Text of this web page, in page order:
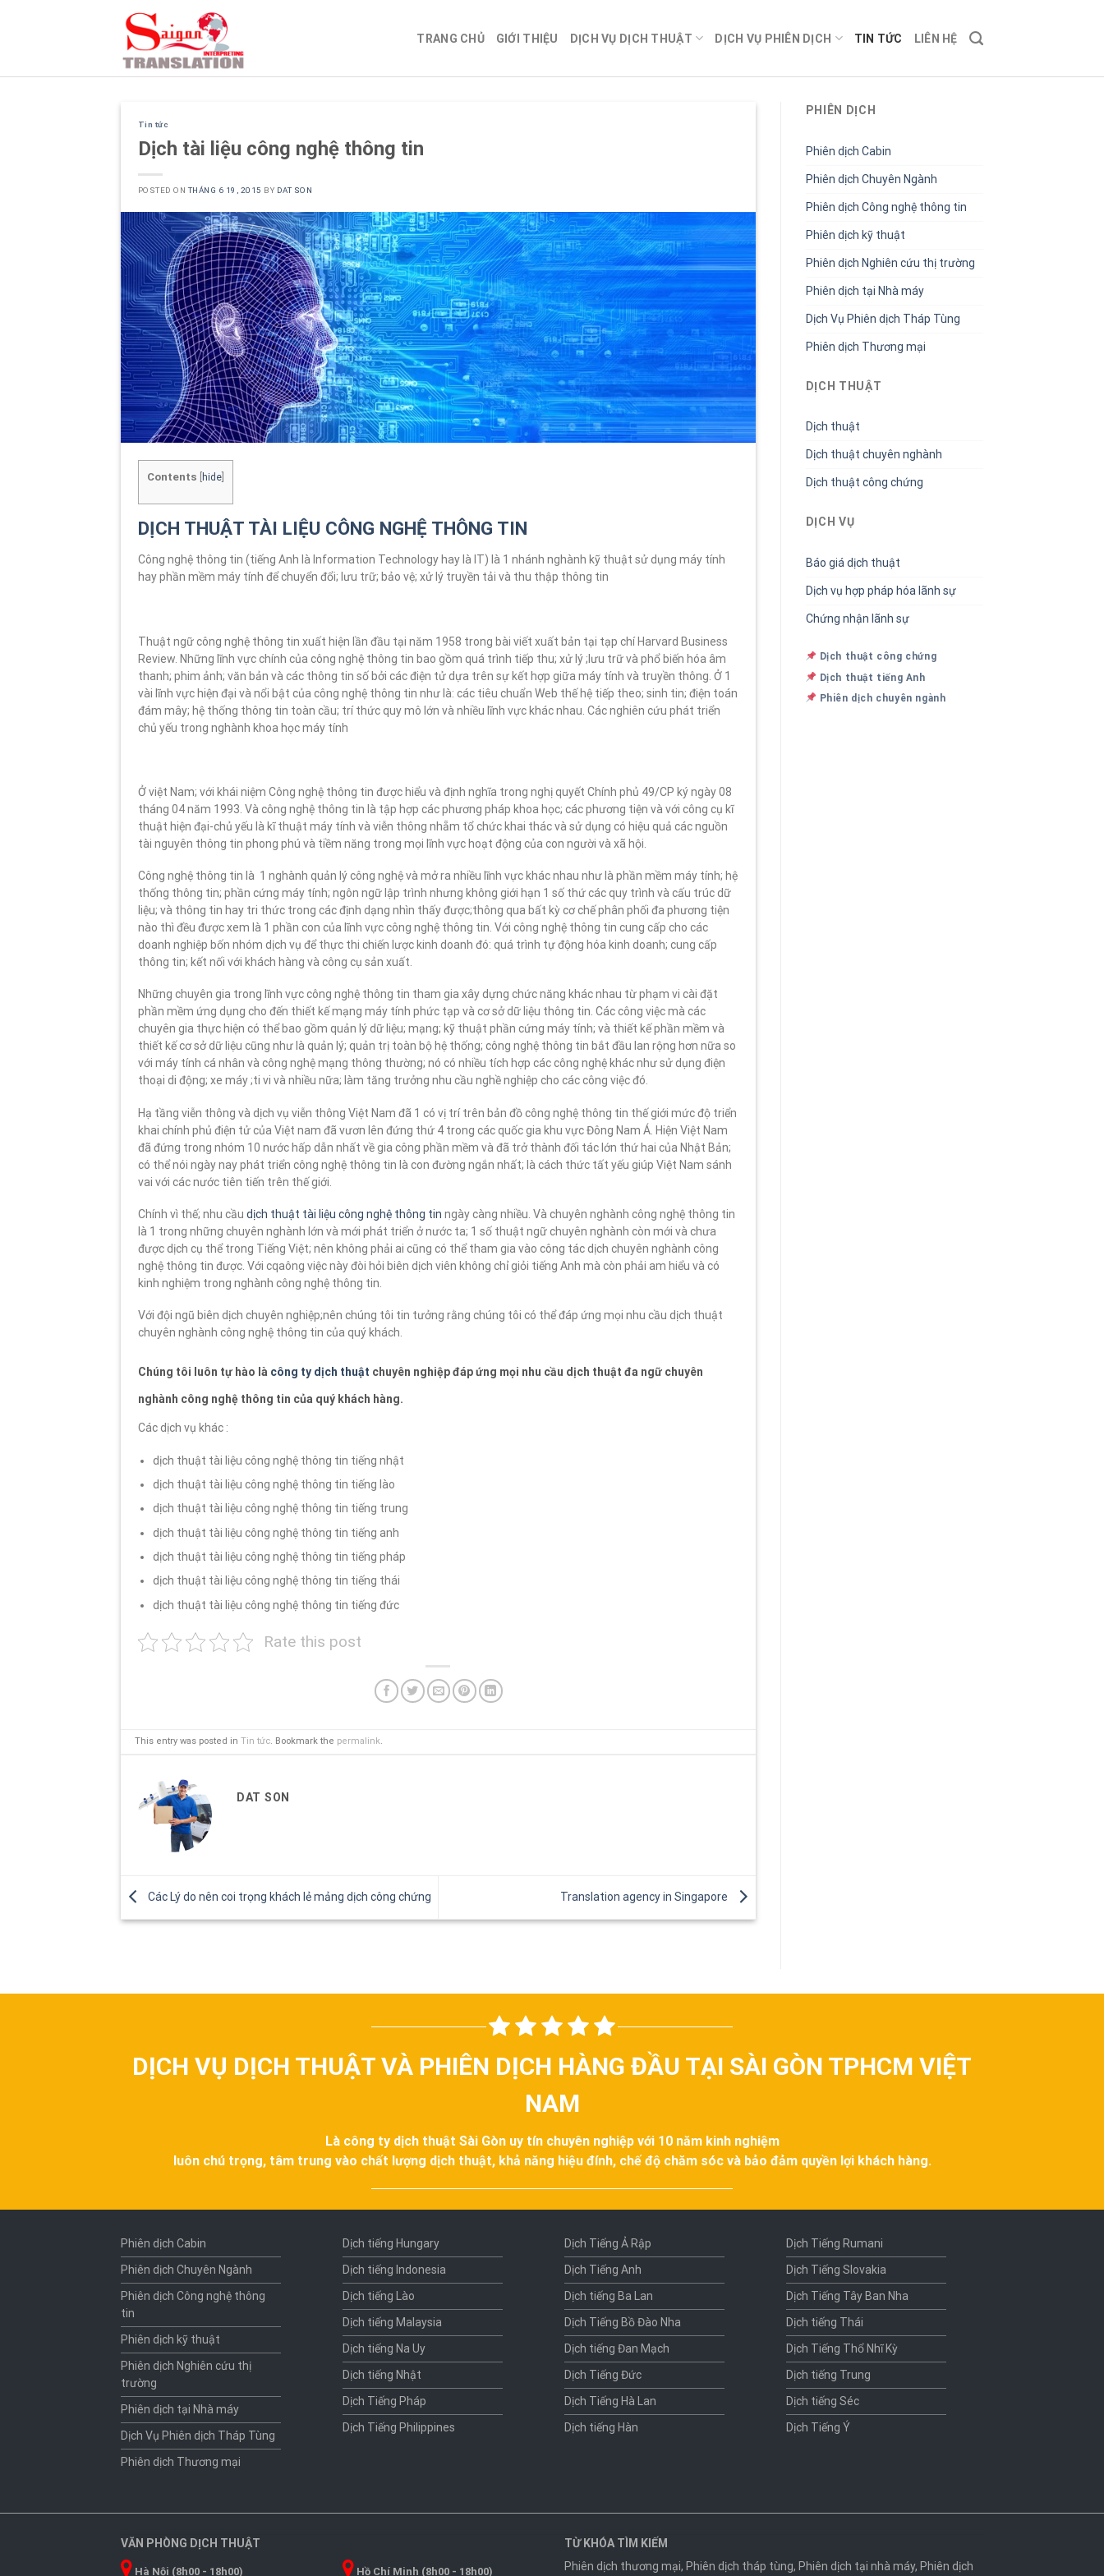
TRANG CHỦ GIỚI THIỆU DỊCH VỤ DỊCH THUẬT DỊCH VỤ PHIÊN DỊCH TIN TỨC LIÊN HỆ
Tin tức
Dịch tài liệu công nghệ thông tin
POSTED ONTHÁNG 6 19, 2015 BY DAT SON
Contents hide
DỊCH THUẬT TÀI LIỆU CÔNG NGHỆ THÔNG TIN
Công nghệ thông tin (tiếng Anh là Information Technology hay là IT) là 1 nhánh nghành kỹ thuật sử dụng máy tính
hay phần mềm máy tính để chuyển đổi; lưu trữ; bảo vệ; xử lý truyền tải và thu thập thông tin
Thuật ngữ công nghệ thông tin xuất hiện lần đầu tại năm 1958 trong bài viết xuất bản tại tạp chí Harvard Business
Review. Những lĩnh vực chính của công nghệ thông tin bao gồm quá trình tiếp thu; xử lý ;lưu trữ và phổ biến hóa âm
thanh; phim ảnh; văn bản và các thông tin số bởi các điện tử dựa trên sự kết hợp giữa máy tính và truyền thông. Ở 1
vài lĩnh vực hiện đại và nổi bật của công nghệ thông tin như là: các tiêu chuẩn Web thế hệ tiếp theo; sinh tin; điện toán
đám mây; hệ thống thông tin toàn cầu; trí thức quy mô lớn và nhiều lĩnh vực khác nhau. Các nghiên cứu phát triển
chủ yếu trong nghành khoa học máy tính
Ở việt Nam; với khái niệm Công nghệ thông tin được hiểu và định nghĩa trong nghị quyết Chính phủ 49/CP ký ngày 08
tháng 04 năm 1993. Và công nghệ thông tin là tập hợp các phương pháp khoa học; các phương tiện và với công cụ kĩ
thuật hiện đại-chủ yếu là kĩ thuật máy tính và viễn thông nhẵm tổ chức khai thác và sử dụng có hiệu quả các nguồn
tài nguyên thông tin phong phú và tiềm năng trong mọi lĩnh vực hoạt động của con người và xã hội.
Công nghệ thông tin là 1 nghành quản lý công nghệ và mở ra nhiều lĩnh vực khác nhau như là phần mềm máy tính; hệ
thống thông tin; phần cứng máy tính; ngôn ngữ lập trình nhưng không giới hạn 1 số thứ các quy trình và cấu trúc dữ
liệu; và thông tin hay tri thức trong các định dạng nhìn thấy được;thông qua bất kỳ cơ chế phân phối đa phương tiện
nào thì đều được xem là 1 phần con của lĩnh vực công nghệ thông tin. Với công nghệ thông tin cung cấp cho các
doanh nghiệp bốn nhóm dịch vụ để thực thi chiến lược kinh doanh đó: quá trình tự động hóa kinh doanh; cung cấp
thông tin; kết nối với khách hàng và công cụ sản xuất.
Những chuyên gia trong lĩnh vực công nghệ thông tin tham gia xây dựng chức năng khác nhau từ phạm vi cài đặt
phần mềm ứng dụng cho đến thiết kế mạng máy tính phức tạp và cơ sở dữ liệu thông tin. Các công việc mà các
chuyên gia thực hiện có thể bao gồm quản lý dữ liệu; mạng; kỹ thuật phần cứng máy tính; và thiết kế phần mềm và
thiết kế cơ sở dữ liệu cũng như là quản lý; quản trị toàn bộ hệ thống; công nghệ thông tin bắt đầu lan rộng hơn nữa so
với máy tính cá nhân và công nghệ mạng thông thường; nó có nhiều tích hợp các công nghệ khác như sử dụng điện
thoại di động; xe máy ;ti vi và nhiều nữa; làm tăng trưởng nhu cầu nghề nghiệp cho các công việc đó.
Hạ tầng viễn thông và dịch vụ viễn thông Việt Nam đã 1 có vị trí trên bản đồ công nghệ thông tin thế giới mức độ triển
khai chính phủ điện tử của Việt nam đã vươn lên đứng thứ 4 trong các quốc gia khu vực Đông Nam Á. Hiện Việt Nam
đã đứng trong nhóm 10 nước hấp dẫn nhất về gia công phần mềm và đã trở thành đối tác lớn thứ hai của Nhật Bản;
có thể nói ngày nay phát triển công nghệ thông tin là con đường ngắn nhất; là cách thức tất yếu giúp Việt Nam sánh
vai với các nước tiên tiến trên thế giới.
Chính vì thế; nhu cầu dịch thuật tài liệu công nghệ thông tin ngày càng nhiều. Và chuyên nghành công nghệ thông tin
là 1 trong những chuyên nghành lớn và mới phát triển ở nước ta; 1 số thuật ngữ chuyên nghành còn mới và chưa
được dịch cụ thể trong Tiếng Việt; nên không phải ai cũng có thể tham gia vào công tác dịch chuyên nghành công
nghệ thông tin được. Với cqaông việc này đòi hỏi biên dịch viên không chỉ giỏi tiếng Anh mà còn phải am hiểu và có
kinh nghiệm trong nghành công nghệ thông tin.
Với đội ngũ biên dịch chuyên nghiệp;nên chúng tôi tin tưởng rằng chúng tôi có thể đáp ứng mọi nhu cầu dịch thuật
chuyên nghành công nghệ thông tin của quý khách.
Chúng tôi luôn tự hào là công ty dịch thuật chuyên nghiệp đáp ứng mọi nhu cầu dịch thuật đa ngữ chuyên
nghành công nghệ thông tin của quý khách hàng.
Các dịch vụ khác :
dịch thuật tài liệu công nghệ thông tin tiếng nhật
dịch thuật tài liệu công nghệ thông tin tiếng lào
dịch thuật tài liệu công nghệ thông tin tiếng trung
dịch thuật tài liệu công nghệ thông tin tiếng anh
dịch thuật tài liệu công nghệ thông tin tiếng pháp
dịch thuật tài liệu công nghệ thông tin tiếng thái
dịch thuật tài liệu công nghệ thông tin tiếng đức
Rate this post
This entry was posted in Tin tức. Bookmark the permalink.
DAT SON
Các Lý do nên coi trọng khách lẻ mảng dịch công chứng Translation agency in Singapore
PHIÊN DỊCH
Phiên dịch Cabin
Phiên dịch Chuyên Ngành
Phiên dịch Công nghệ thông tin
Phiên dịch kỹ thuật
Phiên dịch Nghiên cứu thị trường
Phiên dịch tại Nhà máy
Dịch Vụ Phiên dịch Tháp Tùng
Phiên dịch Thương mại
DỊCH THUẬT
Dịch thuật
Dịch thuật chuyên nghành
Dịch thuật công chứng
DỊCH VỤ
Báo giá dịch thuật
Dịch vụ hợp pháp hóa lãnh sự
Chứng nhận lãnh sự
Dịch thuật công chứng
Dịch thuật tiếng Anh
Phiên dịch chuyên ngành
DỊCH VỤ DỊCH THUẬT VÀ PHIÊN DỊCH HÀNG ĐẦU TẠI SÀI GÒN TPHCM VIỆT
NAM
Là công ty dịch thuật Sài Gòn uy tín chuyên nghiệp với 10 năm kinh nghiệm
luôn chú trọng, tâm trung vào chất lượng dịch thuật, khả năng hiệu đính, chế độ chăm sóc và bảo đảm quyền lợi khách hàng.
Phiên dịch Cabin
Phiên dịch Chuyên Ngành
Phiên dịch Công nghệ thông
tin
Phiên dịch kỹ thuật
Phiên dịch Nghiên cứu thị
trường
Phiên dịch tại Nhà máy
Dịch Vụ Phiên dịch Tháp Tùng
Phiên dịch Thương mại
Dịch tiếng Hungary
Dịch tiếng Indonesia
Dịch tiếng Lào
Dịch tiếng Malaysia
Dịch tiếng Na Uy
Dịch tiếng Nhật
Dịch Tiếng Pháp
Dịch Tiếng Philippines
Dịch Tiếng Ả Rập
Dịch Tiếng Anh
Dịch tiếng Ba Lan
Dịch Tiếng Bồ Đào Nha
Dịch tiếng Đan Mạch
Dịch Tiếng Đức
Dịch Tiếng Hà Lan
Dịch tiếng Hàn
Dịch Tiếng Rumani
Dịch Tiếng Slovakia
Dịch Tiếng Tây Ban Nha
Dịch tiếng Thái
Dịch Tiếng Thổ Nhĩ Kỳ
Dịch tiếng Trung
Dịch tiếng Séc
Dịch Tiếng Ý
VĂN PHÒNG DỊCH THUẬT
Hà Nội (8h00 - 18h00) Hồ Chí Minh (8h00 - 18h00)
TỪ KHÓA TÌM KIẾM
Phiên dịch thương mại, Phiên dịch tháp tùng, Phiên dịch tại nhà máy, Phiên dịch